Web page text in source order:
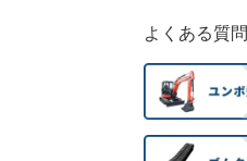
よくある質